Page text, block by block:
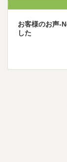
お客様のお声-
した